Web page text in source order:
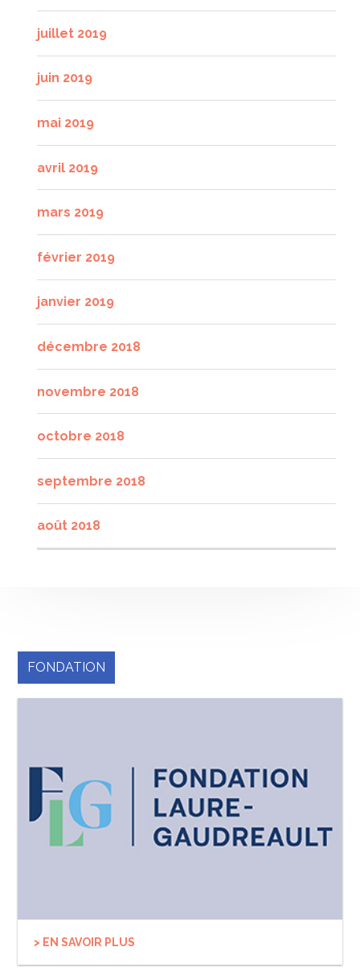
juillet 2019
juin 2019
mai 2019
avril 2019
mars 2019
février 2019
janvier 2019
décembre 2018
novembre 2018
octobre 2018
septembre 2018
août 2018
FONDATION
> EN SAVOIR PLUS